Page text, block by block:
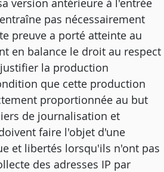
version antérieure à l'entrée
pas nécessairement
preuve a porté atteinte au
en balance le droit au respect
la production
que cette production
proportionnée au but
de journalisation et
faire l'objet d'une
et libertés lorsqu'ils n'ont pas
des adresses IP par